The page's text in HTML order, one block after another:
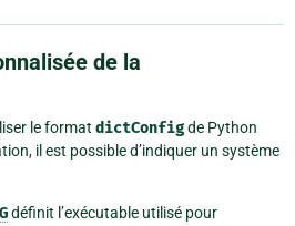
de la
le format dictConfigde Python
il est possible d’indiquer un système
définit l’exécutable utilisé pour